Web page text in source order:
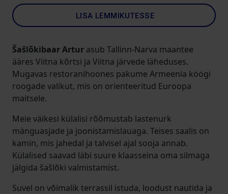
LISA LEMMIKUTESSE
ŠašlõkibaarArtur asub Tallinn-Narva maantee
ääres Viitna kõrtsi ja Viitna järvede läheduses.
Mugavas restoranihoones pakume Armeenia köögi
roogade valikut, mis on orienteeritud Euroopa
maitsele.
Meie väikesi külalisi rõõmustab lastenurk
mänguasjade ja joonistamislauaga. Teises saalis on
kamin, mis jahedal ja talvisel ajal sooja annab.
Külalised saavad läbi suure klaasseina oma silmaga
jälgida šašlõki valmistamist.
Suvel on võimalik terrassil istuda, loodust nautida ja